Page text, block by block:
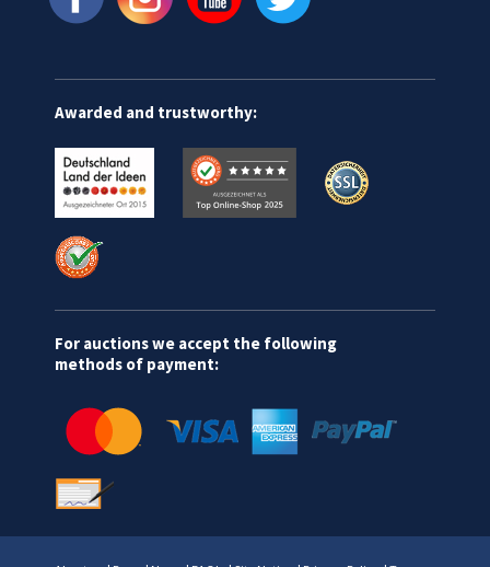
Awarded and trustworthy:
For auctions we accept the following
methods of payment: